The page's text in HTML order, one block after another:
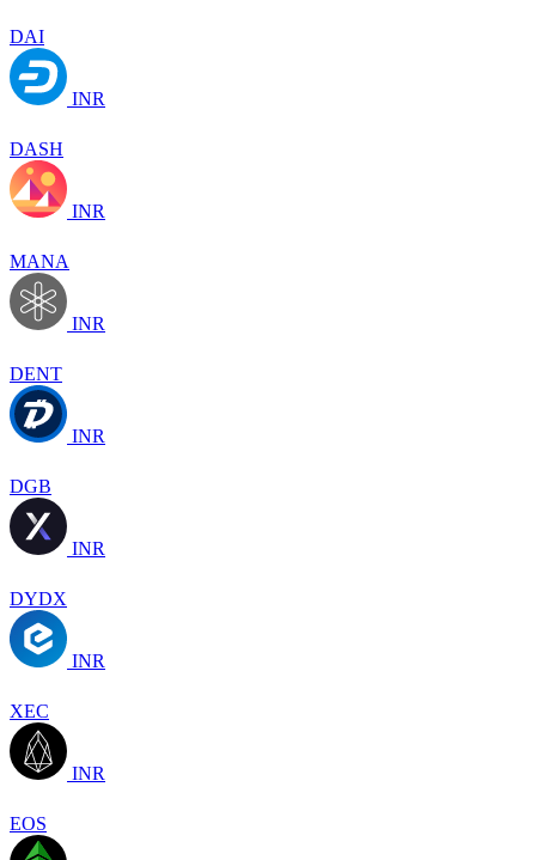
DAI
INR
DASH
INR
MANA
INR
DENT
INR
DGB
INR
DYDX
INR
XEC
INR
EOS